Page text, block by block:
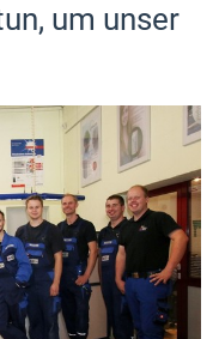
um unser